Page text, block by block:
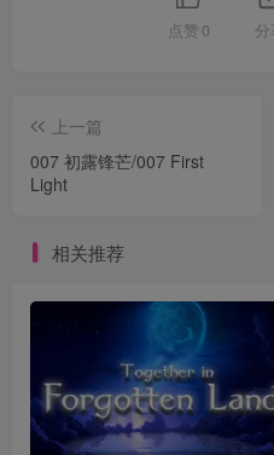
点赞 0 分
上一篇
007 初露锋芒/007 First
Light
相关推荐